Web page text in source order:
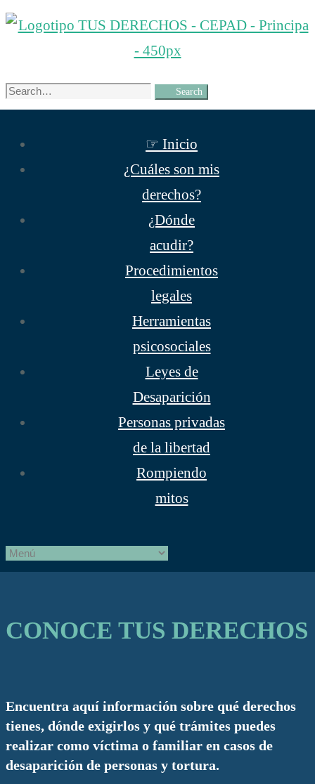
Tus
derechos
Search
for:
Search
☞ Inicio
¿Cuáles son mis
derechos?
¿Dónde
acudir?
Procedimientos
legales
Herramientas
psicosociales
Leyes de
Desaparición
Personas privadas
de la libertad
Rompiendo
mitos
CONOCE TUS DERECHOS
Encuentra aquí información sobre qué derechos
tienes, dónde exigirlos y qué trámites puedes
realizar como víctima o familiar en casos de
desaparición de personas y tortura.